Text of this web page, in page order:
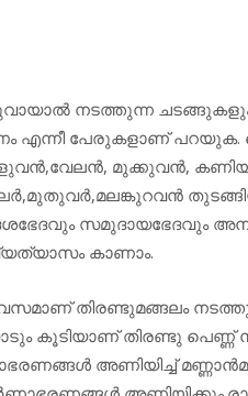
നടത്തുന്ന
എന്നീ പേരുകളാണ് പറയുക.
മുക്കുവന്‍,
സമുദായഭേദവും
കാണാം.
തിരണ്ടുമങ്ങലം
കൂടിയാണ് തിരണ്ടു പെണ്ണ്
അണിയിച്ച്